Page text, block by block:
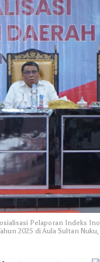
Pelaporan Indeks
2025 di Aula Sultan